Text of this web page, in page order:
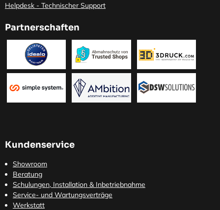
Helpdesk - Technischer Support
Partnerschaften
Kundenservice
Showroom
Beratung
Schulungen, Installation & Inbetriebnahme
Service- und Wartungsverträge
Werkstatt